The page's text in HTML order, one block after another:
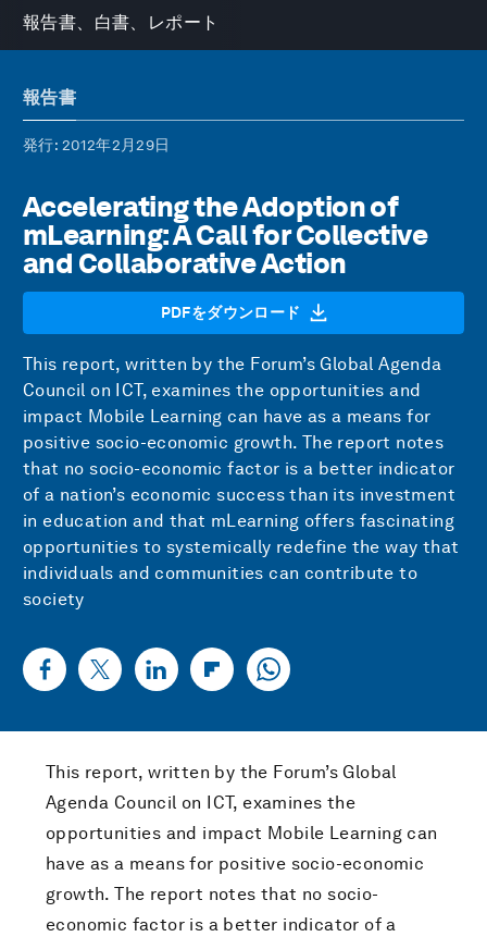
報告書、白書、レポート
報告書
発行: 2012年2月29日
Accelerating the Adoption of
mLearning: A Call for Collective
and Collaborative Action
PDFをダウンロード
This report, written by the Forum’s Global Agenda
Council on ICT, examines the opportunities and
impact Mobile Learning can have as a means for
positive socio-economic growth. The report notes
that no socio-economic factor is a better indicator
of a nation’s economic success than its investment
in education and that mLearning offers fascinating
opportunities to systemically redefine the way that
individuals and communities can contribute to
society
This report, written by the Forum’s Global
Agenda Council on ICT, examines the
opportunities and impact Mobile Learning can
have as a means for positive socio-economic
growth. The report notes that no socio-
economic factor is a better indicator of a